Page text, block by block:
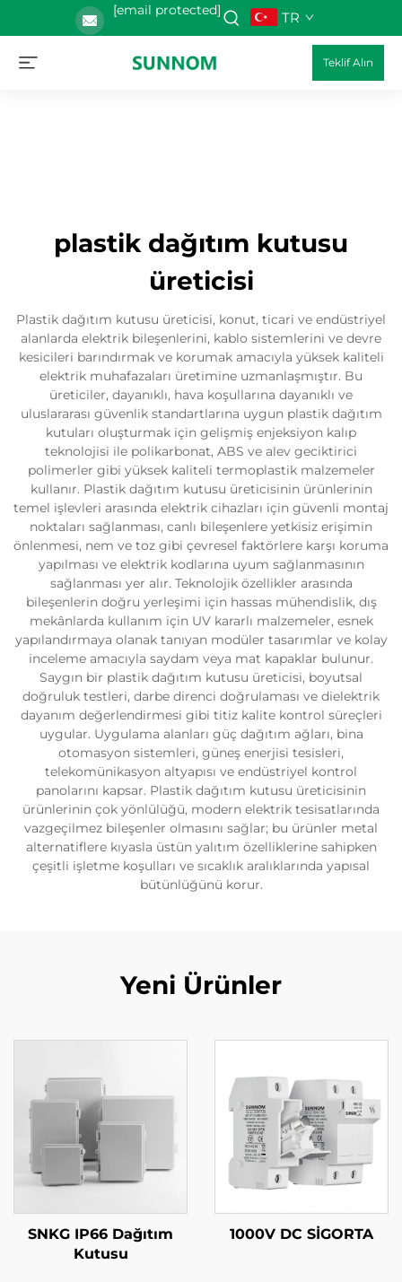
[email protected] TR
Teklif Alın
plastik dağıtım kutusu
üreticisi
Plastik dağıtım kutusu üreticisi, konut, ticari ve endüstriyel
alanlarda elektrik bileşenlerini, kablo sistemlerini ve devre
kesicileri barındırmak ve korumak amacıyla yüksek kaliteli
elektrik muhafazaları üretimine uzmanlaşmıştır. Bu
üreticiler, dayanıklı, hava koşullarına dayanıklı ve
uluslararası güvenlik standartlarına uygun plastik dağıtım
kutuları oluşturmak için gelişmiş enjeksiyon kalıp
teknolojisi ile polikarbonat, ABS ve alev geciktirici
polimerler gibi yüksek kaliteli termoplastik malzemeler
kullanır. Plastik dağıtım kutusu üreticisinin ürünlerinin
temel işlevleri arasında elektrik cihazları için güvenli montaj
noktaları sağlanması, canlı bileşenlere yetkisiz erişimin
önlenmesi, nem ve toz gibi çevresel faktörlere karşı koruma
yapılması ve elektrik kodlarına uyum sağlanmasının
sağlanması yer alır. Teknolojik özellikler arasında
bileşenlerin doğru yerleşimi için hassas mühendislik, dış
mekânlarda kullanım için UV kararlı malzemeler, esnek
yapılandırmaya olanak tanıyan modüler tasarımlar ve kolay
inceleme amacıyla saydam veya mat kapaklar bulunur.
Saygın bir plastik dağıtım kutusu üreticisi, boyutsal
doğruluk testleri, darbe direnci doğrulaması ve dielektrik
dayanım değerlendirmesi gibi titiz kalite kontrol süreçleri
uygular. Uygulama alanları güç dağıtım ağları, bina
otomasyon sistemleri, güneş enerjisi tesisleri,
telekomünikasyon altyapısı ve endüstriyel kontrol
panolarını kapsar. Plastik dağıtım kutusu üreticisinin
ürünlerinin çok yönlülüğü, modern elektrik tesisatlarında
vazgeçilmez bileşenler olmasını sağlar; bu ürünler metal
alternatiflere kıyasla üstün yalıtım özelliklerine sahipken
çeşitli işletme koşulları ve sıcaklık aralıklarında yapısal
bütünlüğünü korur.
Yeni Ürünler
SNKG IP66 Dağıtım
Kutusu
1000V DC SİGORTA